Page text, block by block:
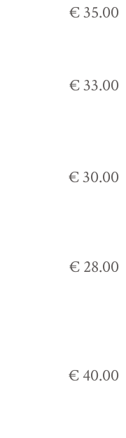
€ 35.00
€ 33.00
€ 30.00
€ 28.00
€ 40.00